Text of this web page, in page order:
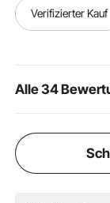
Leicht zu
über einen
Verifizierter Kauf
Alle 34